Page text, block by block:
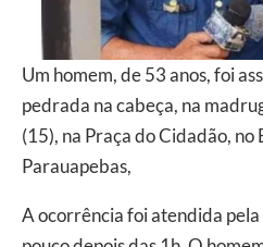
Um homem, de 53 anos, foi
pedrada na cabeça, na
(15), na Praça do Cidadão,
Parauapebas,
A ocorrência foi atendida